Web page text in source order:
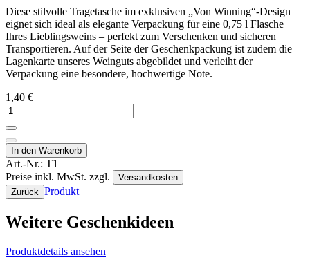
Diese stilvolle Tragetasche im exklusiven „Von Winning“-Design
eignet sich ideal als elegante Verpackung für eine 0,75 l Flasche
Ihres Lieblingsweins – perfekt zum Verschenken und sicheren
Transportieren. Auf der Seite der Geschenkpackung ist zudem die
Lagenkarte unseres Weinguts abgebildet und verleiht der
Verpackung eine besondere, hochwertige Note.
1,40 €
In den Warenkorb
Art.-Nr.: T1
Preise inkl. MwSt. zzgl.
Versandkosten
Zurück Produkt
Weitere Geschenkideen
Produktdetails ansehen